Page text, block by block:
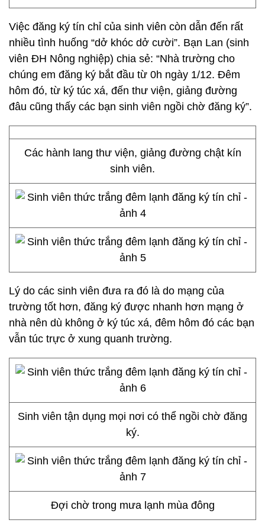
Việc đăng ký tín chỉ của sinh viên còn dẫn đến rất
nhiều tình huống “dở khóc dở cười”. Bạn Lan (sinh
viên ĐH Nông nghiệp) chia sẻ: “Nhà trường cho
chúng em đăng ký bắt đầu từ 0h ngày 1/12. Đêm
hôm đó, từ ký túc xá, đến thư viện, giảng đường
đâu cũng thấy các bạn sinh viên ngồi chờ đăng ký”.
Các hành lang thư viện, giảng đường chật kín
sinh viên.
Lý do các sinh viên đưa ra đó là do mạng của
trường tốt hơn, đăng ký được nhanh hơn mạng ở
nhà nên dù không ở ký túc xá, đêm hôm đó các bạn
vẫn túc trực ở xung quanh trường.
Sinh viên tận dụng mọi nơi có thể ngồi chờ đăng
ký.
Đợi chờ trong mưa lạnh mùa đông